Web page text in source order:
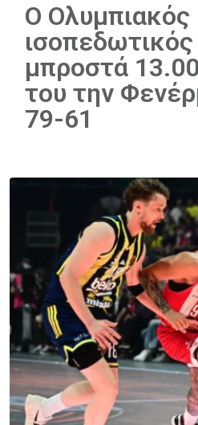
Ο Ολυμπιακός
μπροστά
του την
79-61